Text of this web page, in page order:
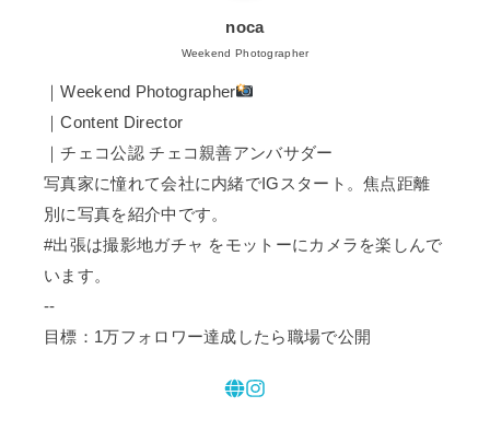
noca
Weekend Photographer
｜Weekend Photographer
｜Content Director
｜チェコ公認 チェコ親善アンバサダー
写真家に憧れて会社に内緒でIGスタート。焦点距離
別に写真を紹介中です。
#出張は撮影地ガチャ をモットーにカメラを楽しんで
います。
--
目標：1万フォロワー達成したら職場で公開